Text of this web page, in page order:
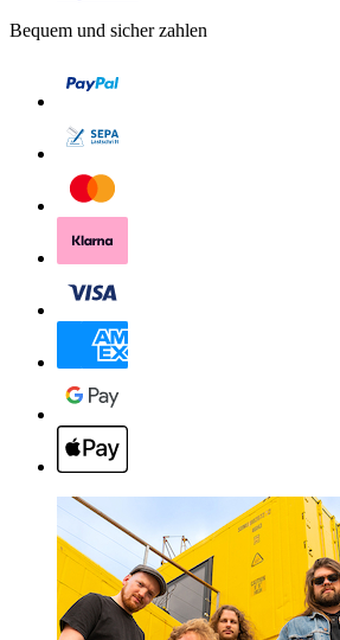
Bequem und sicher zahlen